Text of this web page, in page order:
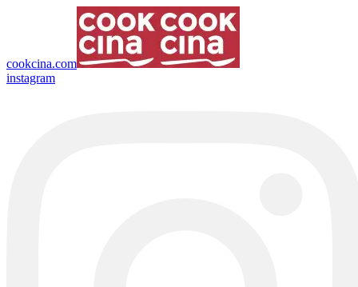
cookcina.com
instagram